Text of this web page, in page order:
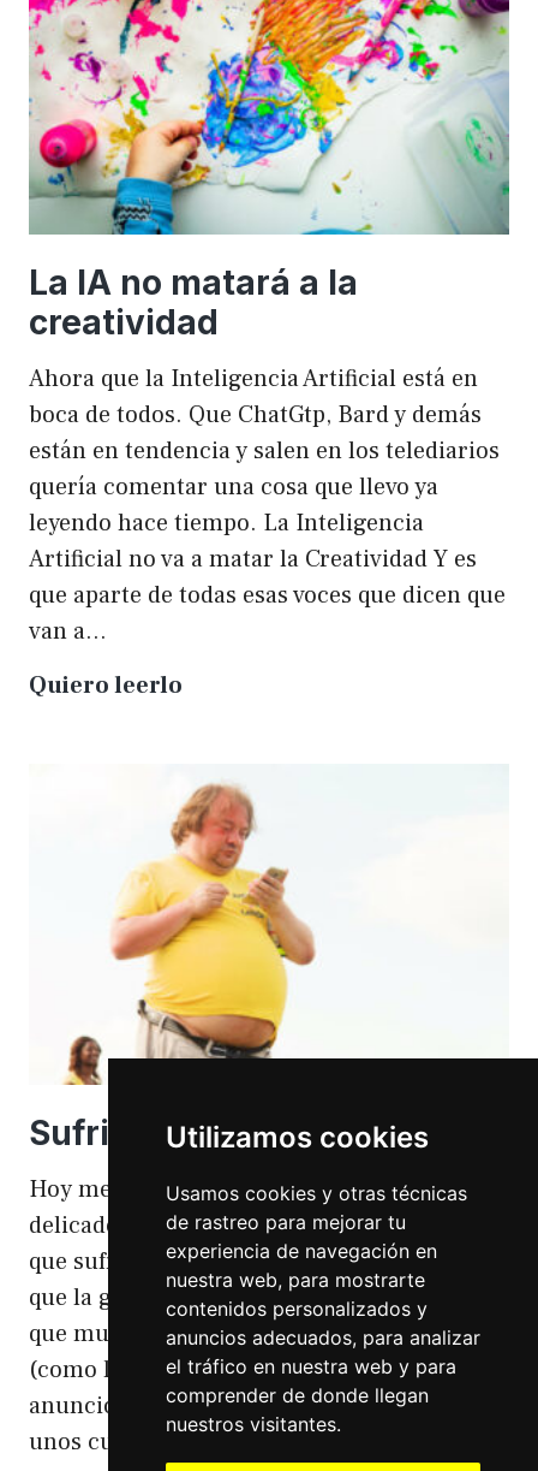
Utilizamos cookies
Usamos cookies y otras técnicas
de rastreo para mejorar tu
experiencia de navegación en
nuestra web, para mostrarte
contenidos personalizados y
anuncios adecuados, para analizar
el tráfico en nuestra web y para
comprender de donde llegan
nuestros visitantes.
WordPress
para
mejorar
el
rendimiento
y
el
SEO
La IA no matará a la
creatividad
Ahora que la Inteligencia Artificial está en
boca de todos. Que ChatGtp, Bard y demás
están en tendencia y salen en los telediarios
quería comentar una cosa que llevo ya
leyendo hace tiempo. La Inteligencia
Artificial no va a matar la Creatividad Y es
que aparte de todas esas voces que dicen que
van a…
Quiero leerlo
matará
a
la
creatividad
Sufriendo la gordofobia
Hoy me apetece hablar de un temita
delicado. Hoy hablo de gordofobia. Una cosa
que sufro día si día también. Gordofobia Y es
que la gordofobia es algo que existe. Algo
que muchas personas sufrimos en silencio
(como las hemorroides, al igual que en el
anuncio). Nos están vendiendo siempre
unos cuerpos normativos y en…